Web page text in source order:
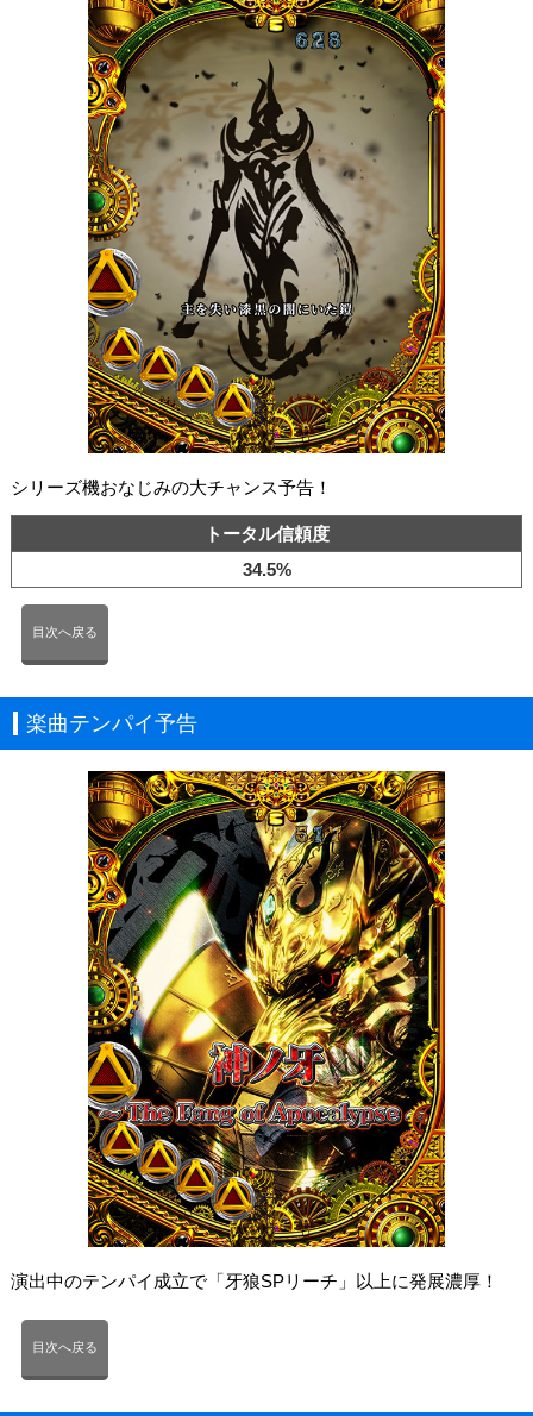
シリーズ機おなじみの大チャンス予告！
トータル信頼度
34.5%
目次へ戻る
楽曲テンパイ予告
演出中のテンパイ成立で「牙狼SPリーチ」以上に発展濃厚！
目次へ戻る